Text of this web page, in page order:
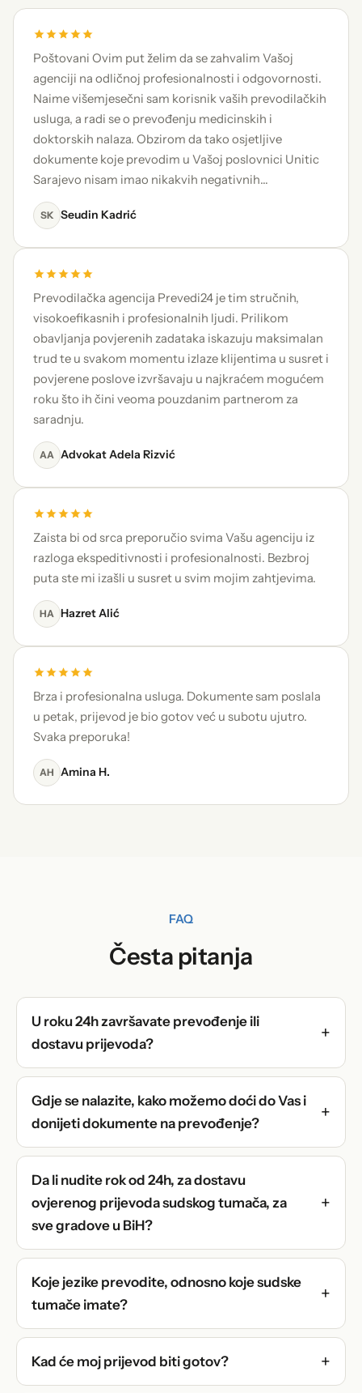
Poštovani Ovim put želim da se zahvalim Vašoj
agenciji na odličnoj profesionalnosti i odgovornosti.
Naime višemjesečni sam korisnik vaših prevodilačkih
usluga, a radi se o prevođenju medicinskih i
doktorskih nalaza. Obzirom da tako osjetljive
dokumente koje prevodim u Vašoj poslovnici Unitic
Sarajevo nisam imao nikakvih negativnih…
SK Seudin Kadrić
Prevodilačka agencija Prevedi24 je tim stručnih,
visokoefikasnih i profesionalnih ljudi. Prilikom
obavljanja povjerenih zadataka iskazuju maksimalan
trud te u svakom momentu izlaze klijentima u susret i
povjerene poslove izvršavaju u najkraćem mogućem
roku što ih čini veoma pouzdanim partnerom za
saradnju.
AA Advokat Adela Rizvić
Zaista bi od srca preporučio svima Vašu agenciju iz
razloga ekspeditivnosti i profesionalnosti. Bezbroj
puta ste mi izašli u susret u svim mojim zahtjevima.
HA Hazret Alić
Brza i profesionalna usluga. Dokumente sam poslala
u petak, prijevod je bio gotov već u subotu ujutro.
Svaka preporuka!
AH Amina H.
FAQ
Česta pitanja
U roku 24h završavate prevođenje ili
dostavu prijevoda?
Gdje se nalazite, kako možemo doći do Vas i
donijeti dokumente na prevođenje?
Da li nudite rok od 24h, za dostavu
ovjerenog prijevoda sudskog tumača, za
sve gradove u BiH?
Koje jezike prevodite, odnosno koje sudske
tumače imate?
Kad će moj prijevod biti gotov?